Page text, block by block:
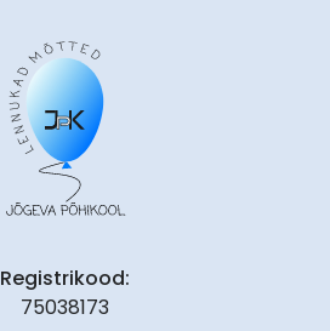
Registrikood:
75038173